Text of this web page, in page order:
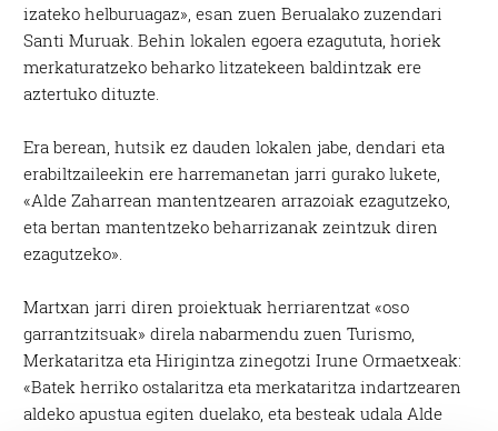
izateko helburuagaz», esan zuen Berualako zuzendari
Santi Muruak. Behin lokalen egoera ezagututa, horiek
merkaturatzeko beharko litzatekeen baldintzak ere
aztertuko dituzte.
Era berean, hutsik ez dauden lokalen jabe, dendari eta
erabiltzaileekin ere harremanetan jarri gurako lukete,
«Alde Zaharrean mantentzearen arrazoiak ezagutzeko,
eta bertan mantentzeko beharrizanak zeintzuk diren
ezagutzeko».
Martxan jarri diren proiektuak herriarentzat «oso
garrantzitsuak» direla nabarmendu zuen Turismo,
Merkataritza eta Hirigintza zinegotzi Irune Ormaetxeak:
«Batek herriko ostalaritza eta merkataritza indartzearen
aldeko apustua egiten duelako, eta besteak udala Alde